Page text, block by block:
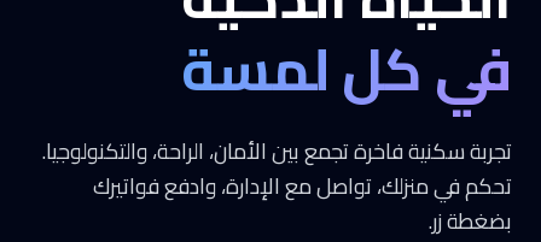
في كل لمسة
تجربة سكنية فاخرة تجمع بين الأمان، الراحة، والتكنولوجيا.
تحكم في منزلك، تواصل مع الإدارة، وادفع فواتيرك
بضغطة زر.